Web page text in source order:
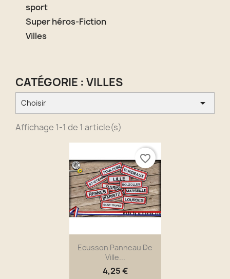
sport
Super héros-Fiction
Villes
CATÉGORIE : VILLES
Choisir 
Affichage 1-1 de 1 article(s)
Ecusson Panneau De
Ville...
4,25 €
favorite_border